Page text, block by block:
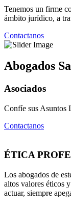
Tenemos un firme
ámbito jurídico, a
Contactanos
Abogados
Asociados
Confíe sus Asuntos
Contactanos
ÉTICA
Los abogados de
altos valores éticos
actuar, siempre